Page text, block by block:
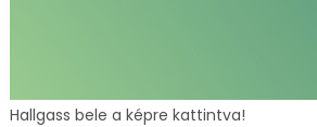
Hallgass bele a képre kattintva!